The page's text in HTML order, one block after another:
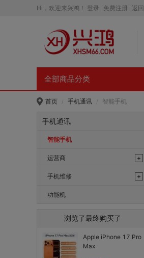
Hi，欢迎来兴鸿！ 登录 免费注册 返
全部商品分类
首页 / 手机通讯 / 智能手机
手机通讯
智能手机
运营商 +
中国移动
江苏移动
手机维修 +
显示屏
按键
功能机
浏览了最终购买了
Apple iPhone 17 Pro
Max